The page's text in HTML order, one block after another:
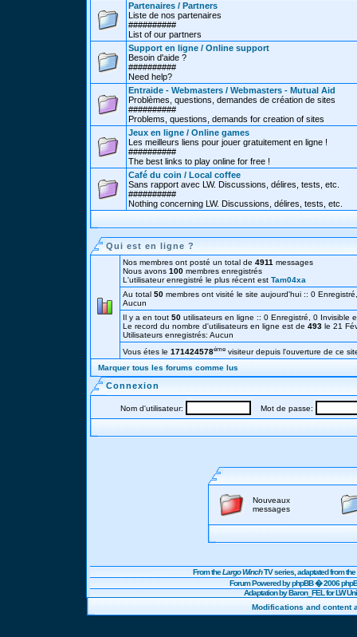
Partenaires / Partners
Liste de nos partenaires
##########
List of our partners
Support en ligne / Online support
Besoin d'aide ?
##########
Need help?
Entraide - Webmasters / Webmasters - Mutual Aid
Problèmes, questions, demandes de création de sites
##########
Problems, questions, demands for creation of sites
Jeux en ligne / Online games
Les meilleurs liens pour jouer gratuitement en ligne !
##########
The best links to play online for free !
Café du coin / Local coffee
Sans rapport avec LW. Discussions, délires, tests, etc.
##########
Nothing concerning LW. Discussions, délires, tests, etc.
Qui est en ligne ?
Nos membres ont posté un total de 4911 messages
Nous avons 100 membres enregistrés
L'utilisateur enregistré le plus récent est Tam04xa
Au total 50 membres ont visité le site aujourd'hui :: 0
Aucun
Il y a en tout 50 utilisateurs en ligne :: 0 Enregistré, 0
Le record du nombre d'utilisateurs en ligne est de 493 le 21
Utilisateurs enregistrés: Aucun
Vous étes le 171424578éme visiteur depuis l'ouverture de ce
Marquer tous les forums comme lus
Connexion
Nom d'utilisateur: Mot de passe:
Nouveaux
messages
From theLargo WinchTV series, adaptated from
Forum Powered byphpBB� 2006
Adaptation by Baron_FEL for LW
Modifications and content